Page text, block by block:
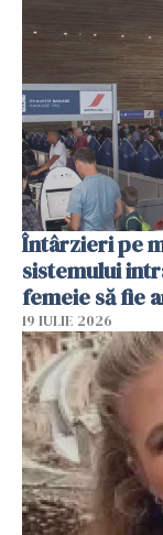
Întârzieri pe
sistemului
femeie să fie
19 IULIE 2026